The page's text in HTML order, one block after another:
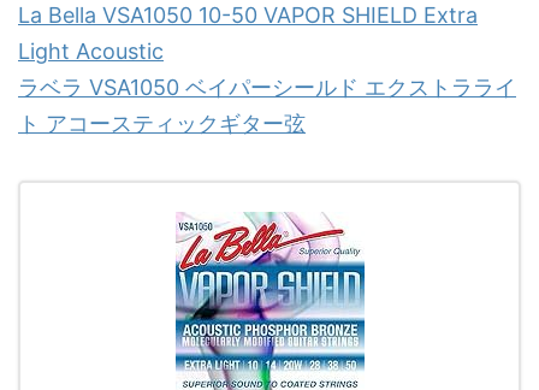
La Bella VSA1050 10-50 VAPOR SHIELD Extra
Light Acoustic
ラベラ VSA1050 ベイパーシールド エクストラライ
ト アコースティックギター弦